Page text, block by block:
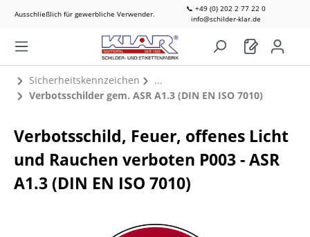
Ausschließlich für gewerbliche Verwender.
📞 +49 (0) 202 2 77 22 0
info@schilder-klar.de
Sicherheitskennzeichen
Verbotsschilder gem. ASR A1.3 (DIN EN ISO 7010)
Verbotsschild, Feuer, offenes Licht
und Rauchen verboten P003 - ASR
A1.3 (DIN EN ISO 7010)